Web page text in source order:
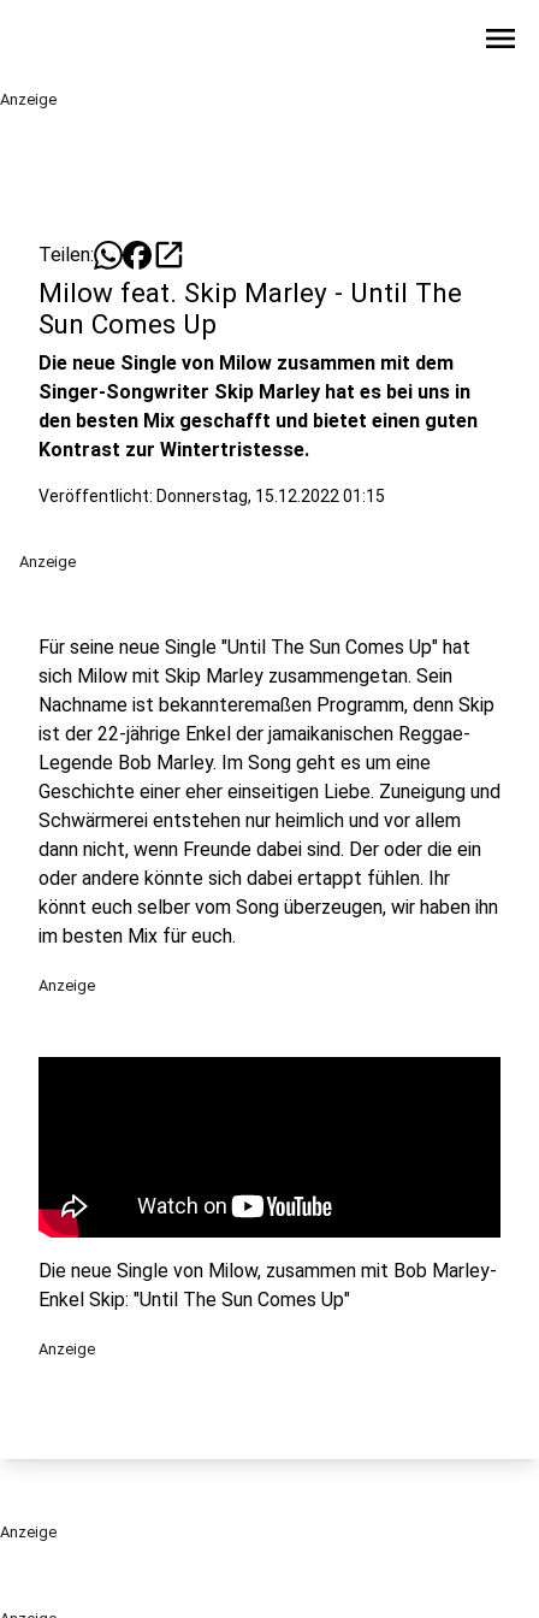
menu
Anzeige
Teilen: open_in_new
Milow feat. Skip Marley - Until The
Sun Comes Up
Die neue Single von Milow zusammen mit dem
Singer-Songwriter Skip Marley hat es bei uns in
den besten Mix geschafft und bietet einen guten
Kontrast zur Wintertristesse.
Veröffentlicht: Donnerstag, 15.12.2022 01:15
Anzeige
Für seine neue Single "Until The Sun Comes Up" hat
sich Milow mit Skip Marley zusammengetan. Sein
Nachname ist bekannteremaßen Programm, denn Skip
ist der 22-jährige Enkel der jamaikanischen Reggae-
Legende Bob Marley. Im Song geht es um eine
Geschichte einer eher einseitigen Liebe. Zuneigung und
Schwärmerei entstehen nur heimlich und vor allem
dann nicht, wenn Freunde dabei sind. Der oder die ein
oder andere könnte sich dabei ertappt fühlen. Ihr
könnt euch selber vom Song überzeugen, wir haben ihn
im besten Mix für euch.
Anzeige
Die neue Single von Milow, zusammen mit Bob Marley-
Enkel Skip: "Until The Sun Comes Up"
Anzeige
Anzeige